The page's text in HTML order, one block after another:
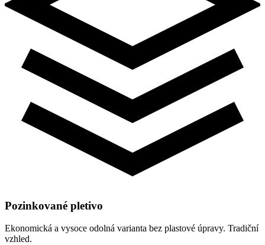
Pozinkované pletivo
Ekonomická a vysoce odolná varianta bez plastové úpravy. Tradiční
vzhled.